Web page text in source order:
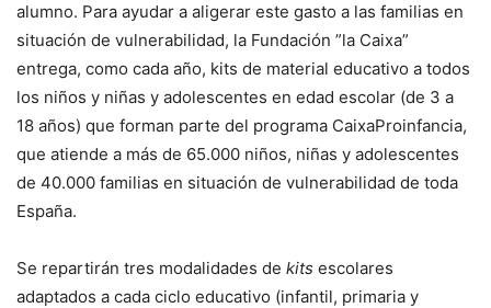
alumno. Para ayudar a aligerar este gasto a las familias en
situación de vulnerabilidad, la Fundación ”la Caixa”
entrega, como cada año, kits de material educativo a todos
los niños y niñas y adolescentes en edad escolar (de 3 a
18 años) que forman parte del programa CaixaProinfancia,
que atiende a más de 65.000 niños, niñas y adolescentes
de 40.000 familias en situación de vulnerabilidad de toda
España.
Se repartirán tres modalidades de kits escolares
adaptados a cada ciclo educativo (infantil, primaria y